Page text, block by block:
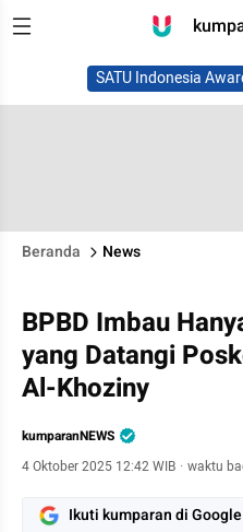
SATU Indonesia
Beranda News
BPBD Imbau
yang Datangi
Al-Khoziny
kumparanNEWS
4 Oktober 2025 12:42 WIB · waktu
Ikuti kumparan di Google